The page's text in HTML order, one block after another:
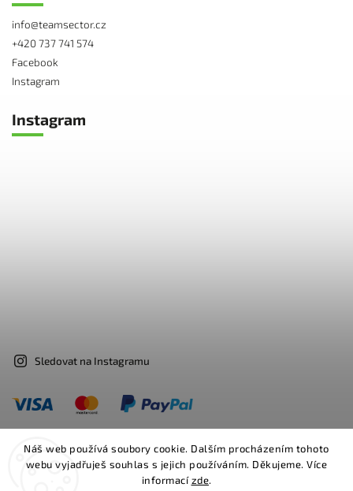
Náš web používá soubory cookie. Dalším procházením tohoto
webu vyjadřuješ souhlas s jejich používáním. Děkujeme. Více
informacízde.
info@teamsector.cz
+420 737 741 574
Facebook
Instagram
Instagram
Sledovat na Instagramu
FacebookInstagram